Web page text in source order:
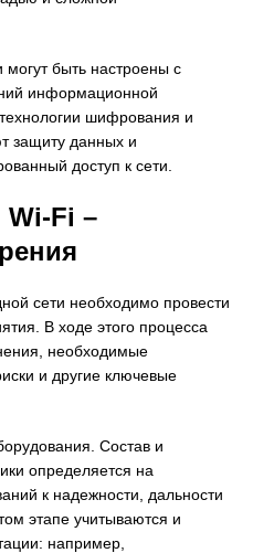
быть настроены с
информационной
шифрования и
защиту данных и
доступ к сети.
Fi –
сети необходимо провести
В ходе этого процесса
необходимые
и другие ключевые
Состав и
определяется на
к надежности, дальности
этапе учитываются и
например,